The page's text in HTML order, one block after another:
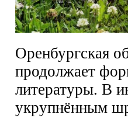
Оренбургская
продолжает
литературы. В
укрупнённым